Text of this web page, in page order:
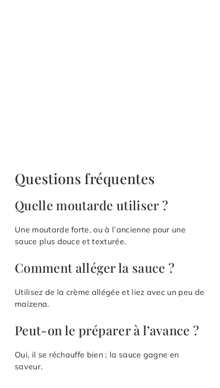
Questions fréquentes
Quelle moutarde utiliser ?
Une moutarde forte, ou à l’ancienne pour une
sauce plus douce et texturée.
Comment alléger la sauce ?
Utilisez de la crème allégée et liez avec un peu de
maïzena.
Peut-on le préparer à l’avance ?
Oui, il se réchauffe bien ; la sauce gagne en
saveur.